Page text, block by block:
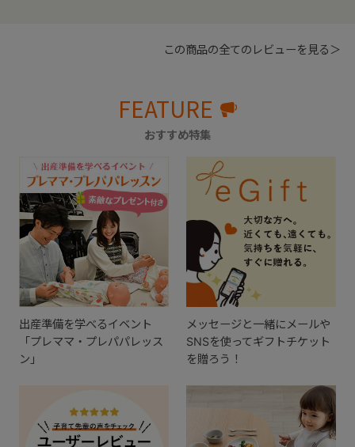
この商品の全てのレビューを見る＞
FEATURE
おすすめ特集
出産準備を学べるイベント
「プレママ・プレパパレッス
ン」
メッセージと一緒にメールや
SNSを使ってギフトチケット
を贈ろう！